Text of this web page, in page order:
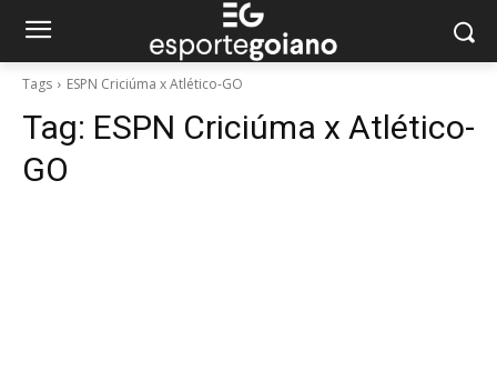
Tags ESPN Criciúma x Atlético-GO
Tag: ESPN Criciúma x Atlético-
GO